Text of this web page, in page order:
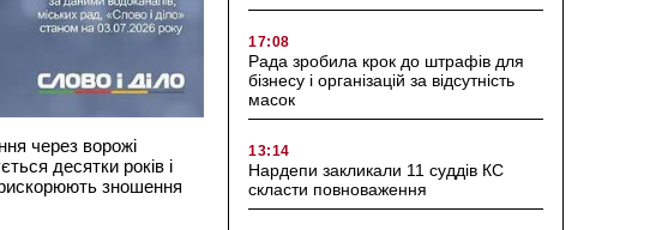
через ворожі
десятки років і
зношення
17:08
Рада зробила крок до штрафів для
бізнесу і організацій за відсутність
масок
13:14
Нардепи закликали 11 суддів КС
скласти повноваження